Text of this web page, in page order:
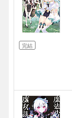
完結